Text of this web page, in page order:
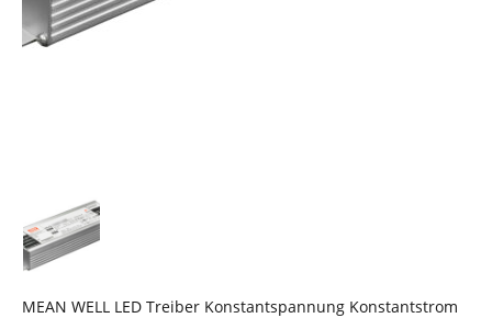
MEAN WELL LED Treiber Konstantspannung Konstantstrom